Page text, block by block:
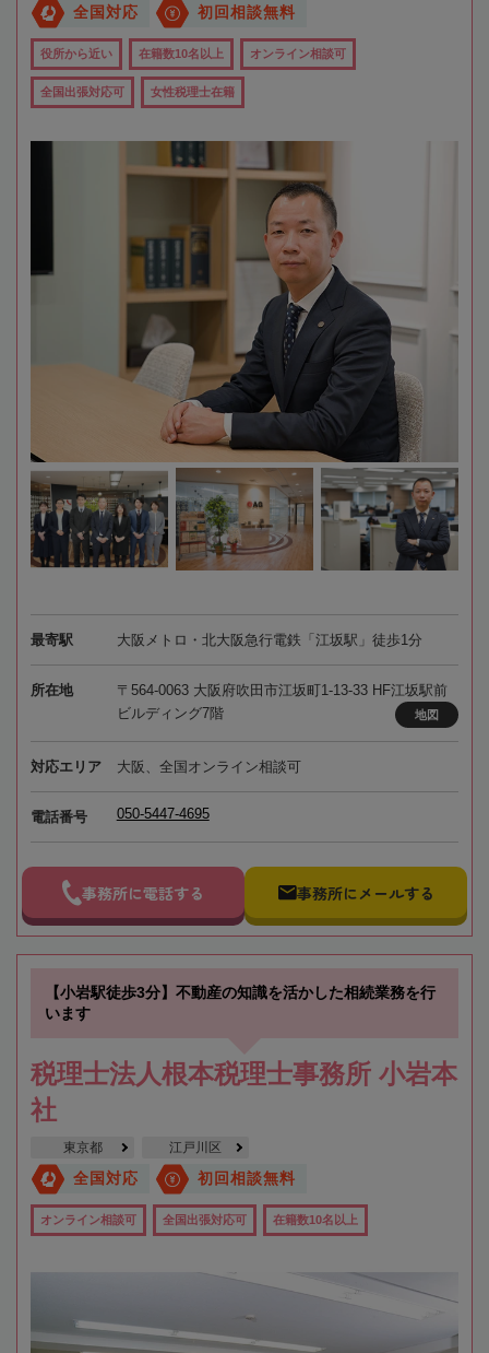
全国対応 初回相談無料
役所から近い 在籍数10名以上 オンライン相談可
全国出張対応可 女性税理士在籍
最寄駅 大阪メトロ・北大阪急行電鉄「江坂駅」徒歩1分
所在地
〒564-0063 大阪府吹田市江坂町1-13-33 HF江坂駅前
ビルディング7階
地図
対応エリア 大阪、全国オンライン相談可
電話番号 050-5447-4695
事務所に電話する 事務所にメールする
【小岩駅徒歩3分】不動産の知識を活かした相続業務を行
います
税理士法人根本税理士事務所 小岩本
社
東京都 江戸川区
全国対応 初回相談無料
オンライン相談可 全国出張対応可 在籍数10名以上